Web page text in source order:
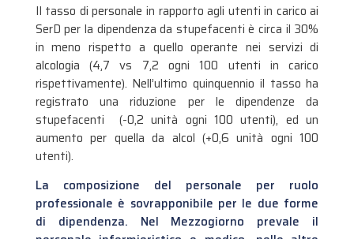
Il tasso di personale in rapporto agli utenti in carico ai
SerD per la dipendenza da stupefacenti è circa il 30%
in meno rispetto a quello operante nei servizi di
alcologia (4,7 vs 7,2 ogni 100 utenti in carico
rispettivamente). Nell’ultimo quinquennio il tasso ha
registrato una riduzione per le dipendenze da
stupefacenti (-0,2 unità ogni 100 utenti), ed un
aumento per quella da alcol (+0,6 unità ogni 100
utenti).
La composizione del personale per ruolo
professionale è sovrapponibile per le due forme
di dipendenza. Nel Mezzogiorno prevale il